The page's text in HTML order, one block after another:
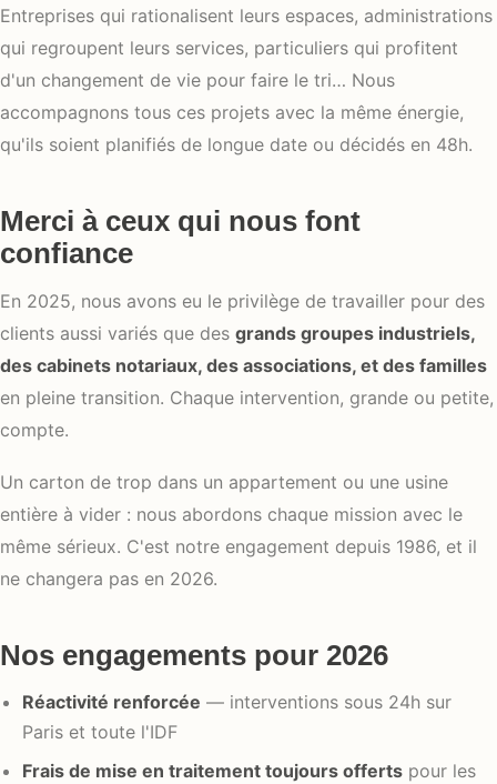
Entreprises qui rationalisent leurs espaces, administrations
qui regroupent leurs services, particuliers qui profitent
d'un changement de vie pour faire le tri… Nous
accompagnons tous ces projets avec la même énergie,
qu'ils soient planifiés de longue date ou décidés en 48h.
Merci à ceux qui nous font
confiance
En 2025, nous avons eu le privilège de travailler pour des
clients aussi variés que des grands groupes industriels,
des cabinets notariaux, des associations, et des familles
en pleine transition. Chaque intervention, grande ou petite,
compte.
Un carton de trop dans un appartement ou une usine
entière à vider : nous abordons chaque mission avec le
même sérieux. C'est notre engagement depuis 1986, et il
ne changera pas en 2026.
Nos engagements pour 2026
Réactivité renforcée — interventions sous 24h sur
Paris et toute l'IDF
Frais de mise en traitement toujours offerts pour les